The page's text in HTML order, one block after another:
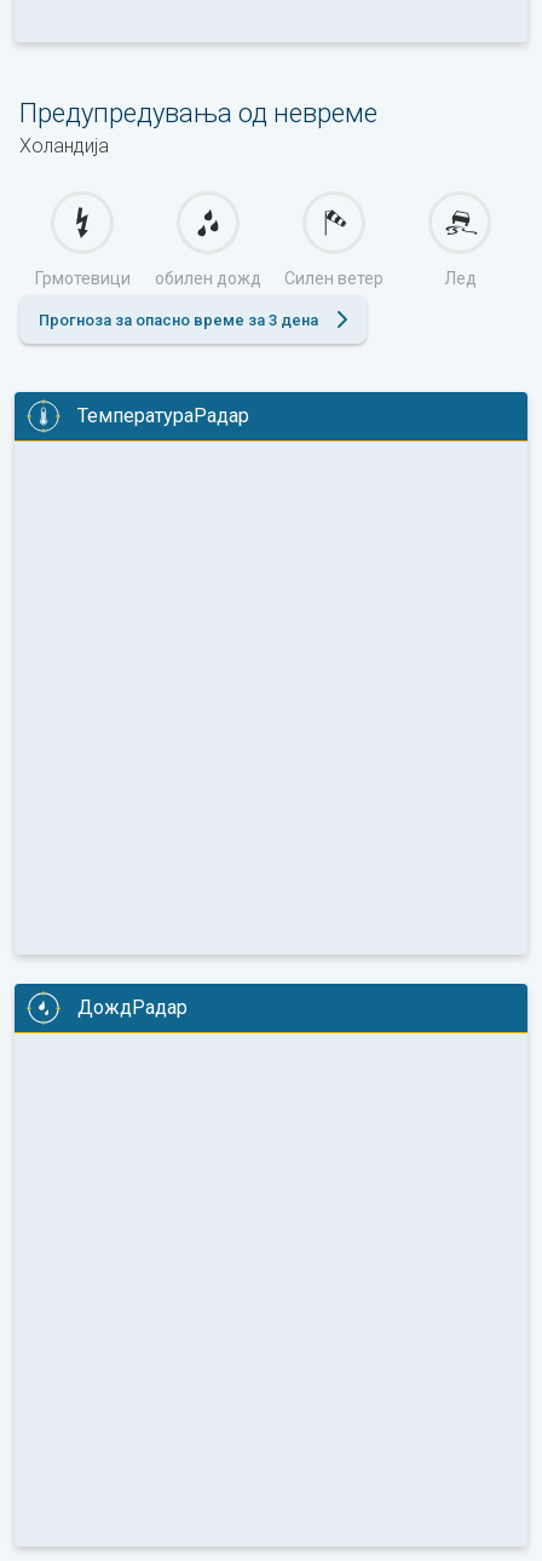
Предупредувања од невреме
Холандија
Грмотевици обилен дожд Силен ветер Лед
Прогноза за опасно време за 3 дена
ТемператураРадар
ДождРадар